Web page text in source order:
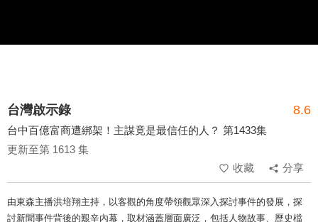
台灣啟示錄 8.6
台中百億富商遭綁架！主謀竟是最信任的人？ 第1433集
更新至第 1613 集
收藏
分享
由東森主播洪培翔主持，以客觀的角度帶領觀眾深入探討事件的發展，探
討新聞事件背後的艱辛內幕，取材涵蓋層面廣泛，包括人物故事、歷史檔